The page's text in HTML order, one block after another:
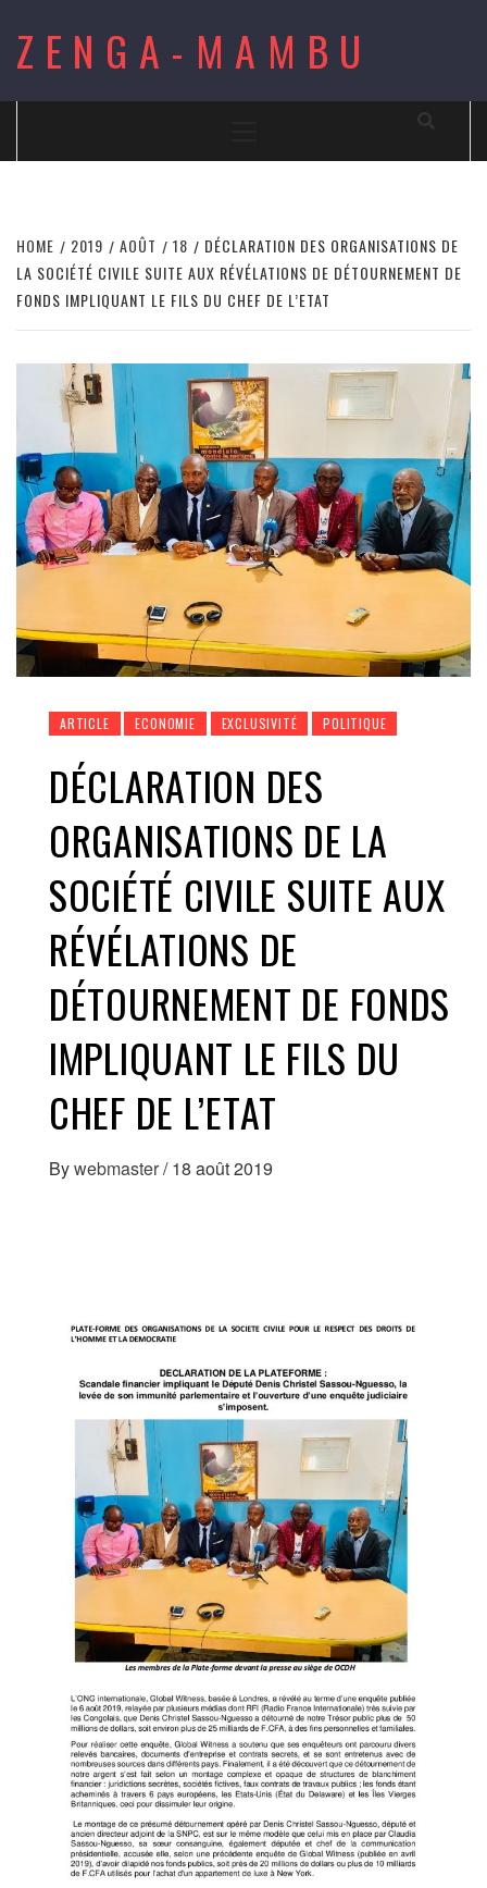
content
ZENGA-MAMBU
HOME 2019 AOÛT 18
DÉCLARATION DES ORGANISATIONS DE
LA SOCIÉTÉ CIVILE SUITE AUX RÉVÉLATIONS DE DÉTOURNEMENT DE
FONDS IMPLIQUANT LE FILS DU CHEF DE L’ETAT
ARTICLE ECONOMIE EXCLUSIVITÉ POLITIQUE
DÉCLARATION DES
ORGANISATIONS DE LA
SOCIÉTÉ CIVILE SUITE AUX
RÉVÉLATIONS DE
DÉTOURNEMENT DE FONDS
IMPLIQUANT LE FILS DU
CHEF DE L’ETAT
Bywebmaster/ 18 août 2019